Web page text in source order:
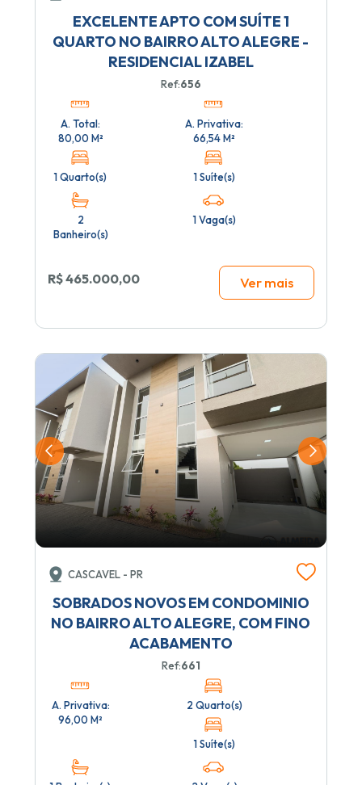
EXCELENTE APTO COM SUÍTE 1
QUARTO NO BAIRRO ALTO ALEGRE -
RESIDENCIAL IZABEL
Ref:656
A. Total:
80,00 M²
A. Privativa:
66,54 M²
1 Quarto(s) 1 Suíte(s)
2
Banheiro(s)
1 Vaga(s)
R$ 465.000,00 Ver mais
CASCAVEL - PR
SOBRADOS NOVOS EM CONDOMINIO
NO BAIRRO ALTO ALEGRE, COM FINO
ACABAMENTO
Ref:661
A. Privativa:
96,00 M²
2 Quarto(s)
1 Suíte(s)